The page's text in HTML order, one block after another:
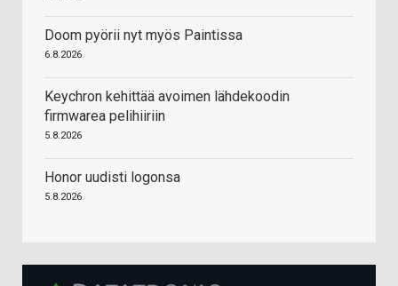
Doom pyörii nyt myös Paintissa
6.8.2026
Keychron kehittää avoimen lähdekoodin
firmwarea pelihiiriin
5.8.2026
Honor uudisti logonsa
5.8.2026